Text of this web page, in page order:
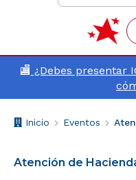
electrónica
🏬 ¿Debes presentar
Breadcrumb
Inicio
v
Eventos
Atención de